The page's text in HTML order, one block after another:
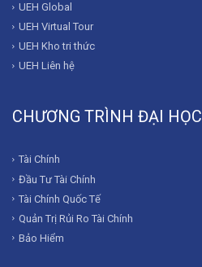
UEH Global
UEH Virtual Tour
UEH Kho tri thức
UEH Liên hệ
CHƯƠNG TRÌNH ĐẠI HỌC
Tài Chính
Đầu Tư Tài Chính
Tài Chính Quốc Tế
Quản Trị Rủi Ro Tài Chính
Bảo Hiểm